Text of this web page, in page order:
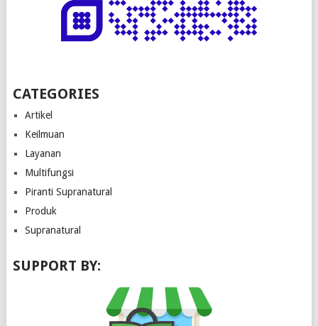
CATEGORIES
Artikel
Keilmuan
Layanan
Multifungsi
Piranti Supranatural
Produk
Supranatural
SUPPORT BY: